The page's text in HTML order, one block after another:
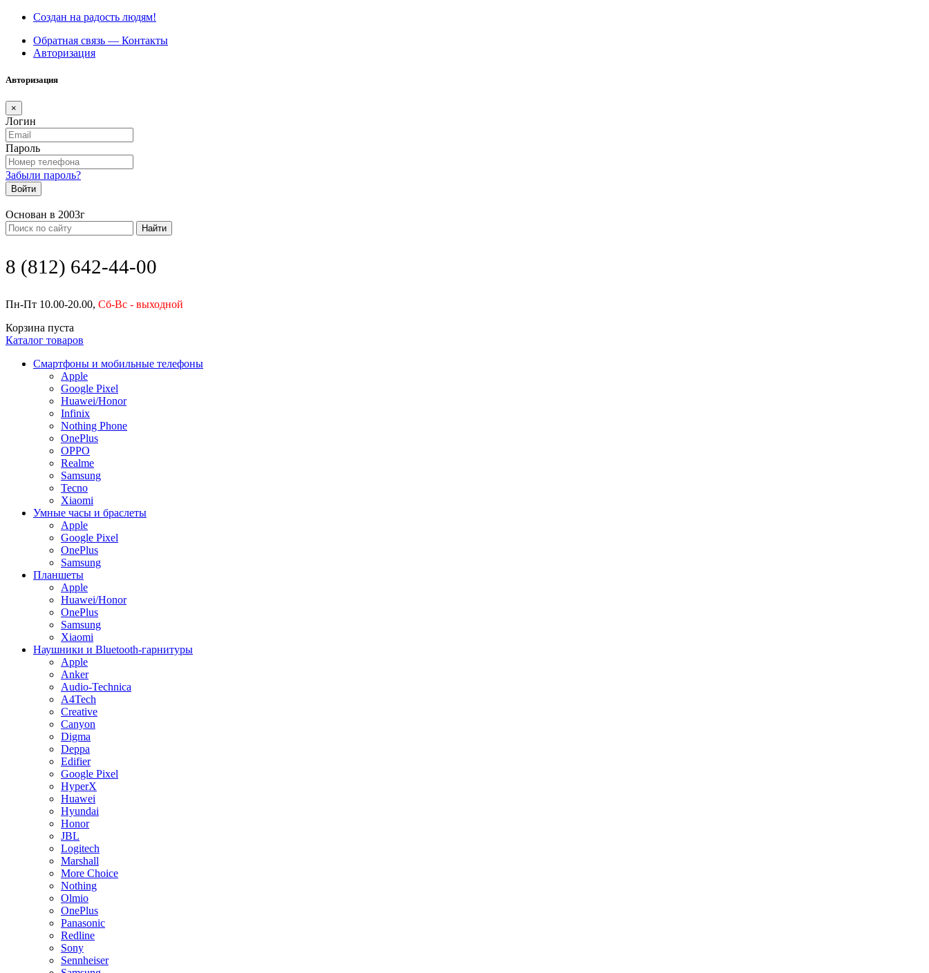
Создан на радость людям!
Обратная связь — Контакты
Авторизация
Авторизация
×
Логин
Пароль
Забыли пароль?
Войти
Основан в 2003г
Найти
8 (812) 642-44-00
Пн-Пт 10.00-20.00, Сб-Вс - выходной
Корзина пуста
Каталог товаров
Смартфоны и мобильные телефоны
Apple
Google Pixel
Huawei/Honor
Infinix
Nothing Phone
OnePlus
OPPO
Realme
Samsung
Tecno
Xiaomi
Умные часы и браслеты
Apple
Google Pixel
OnePlus
Samsung
Планшеты
Apple
Huawei/Honor
OnePlus
Samsung
Xiaomi
Наушники и Bluetooth-гарнитуры
Apple
Anker
Audio-Technica
A4Tech
Creative
Canyon
Digma
Deppa
Edifier
Google Pixel
HyperX
Huawei
Hyundai
Honor
JBL
Logitech
Marshall
More Choice
Nothing
Olmio
OnePlus
Panasonic
Redline
Sony
Sennheiser